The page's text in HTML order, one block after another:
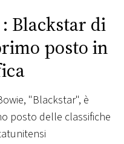
Blackstar di
posto in
"Blackstar", è
posto delle classifiche